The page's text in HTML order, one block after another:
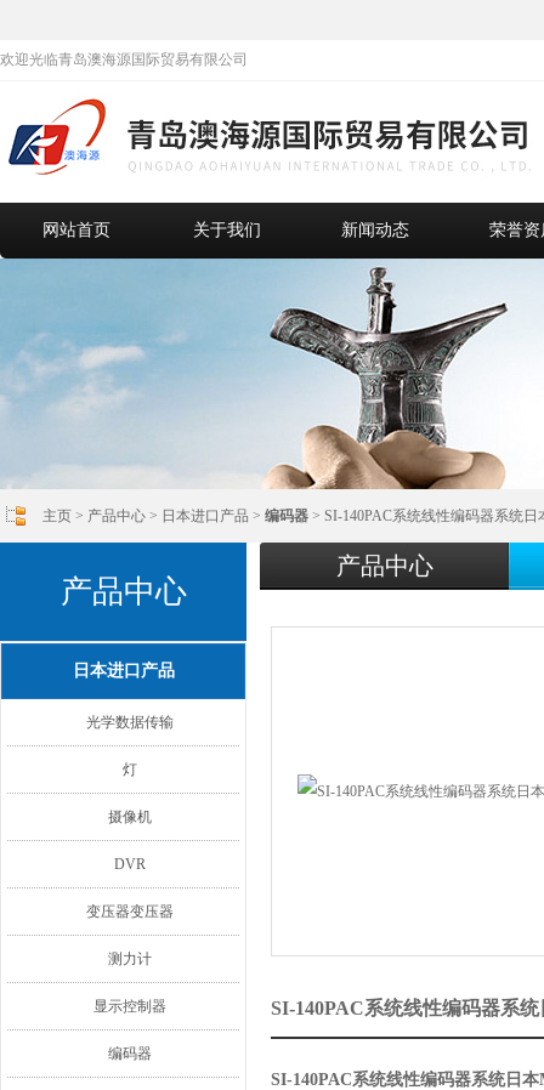
欢迎光临青岛澳海源国际贸易有限公司
网站首页 关于我们 新闻动态 荣誉资
主页 > 产品中心 > 日本进口产品 > 编码器 > SI-140PAC系统线性编码器系统
产品中心
日本进口产品
光学数据传输
灯
摄像机
DVR
变压器变压器
测力计
显示控制器
编码器
产品中心
SI-140PAC系统线性编码器系
SI-140PAC系统线性编码器系统日